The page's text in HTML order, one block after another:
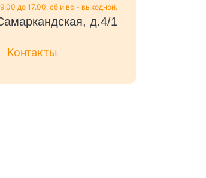
9.00 до 17.00, сб и вс - выходной.
д.4/1
Контакты